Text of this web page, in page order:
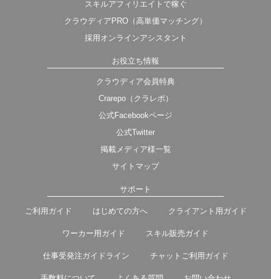
スキルアフィリエイトで稼ぐ
クラウディアPRO（高単価マッチング）
採用オンラインアシスタント
お役立ち情報
クラウディア会員特典
Crarepo（クラレポ）
公式Facebookページ
公式Twitter
掲載メディア様一覧
サイトマップ
サポート
ご利用ガイド はじめての方へ クライアント用ガイド
ワーカー用ガイド スキル販売ガイド
仕事受発注ガイドライン チャットご利用ガイド